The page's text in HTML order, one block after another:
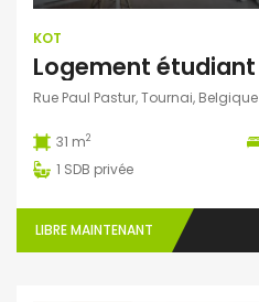
KOT
Rue Paul Pastur, Tournai, Belgique
31 m2
1 SDB privée
LIBRE MAINTENANT